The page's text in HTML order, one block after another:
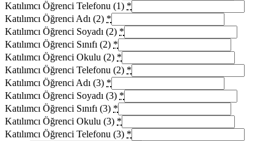
Katılımcı Öğrenci Telefonu (1) *
Katılımcı Öğrenci Adı (2) *
Katılımcı Öğrenci Soyadı (2) *
Katılımcı Öğrenci Sınıfı (2) *
Katılımcı Öğrenci Okulu (2) *
Katılımcı Öğrenci Telefonu (2) *
Katılımcı Öğrenci Adı (3) *
Katılımcı Öğrenci Soyadı (3) *
Katılımcı Öğrenci Sınıfı (3) *
Katılımcı Öğrenci Okulu (3) *
Katılımcı Öğrenci Telefonu (3) *